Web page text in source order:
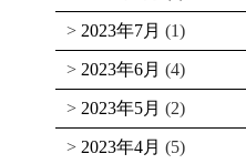
2023年7月 (1)
2023年6月 (4)
2023年5月 (2)
2023年4月 (5)